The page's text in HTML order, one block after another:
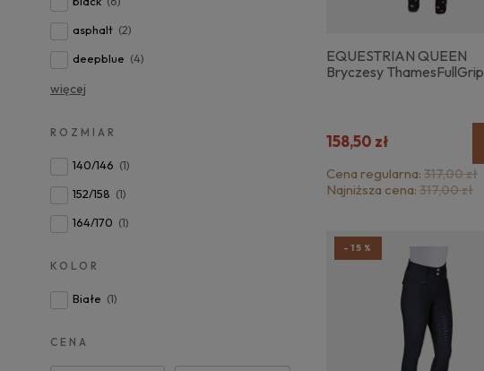
asphalt (2)
deepblue (4)
więcej
ROZMIAR
140/146 (1)
152/158 (1)
164/170 (1)
KOLOR
Białe (1)
CENA
EQUESTRIAN QUEEN
Bryczesy ThamesFullGrip
158,50 zł
Cena regularna:317,00 zł
Najniższa cena:317,00 zł
-15%